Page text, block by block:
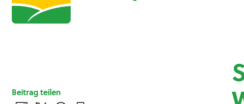
Beitrag teilen